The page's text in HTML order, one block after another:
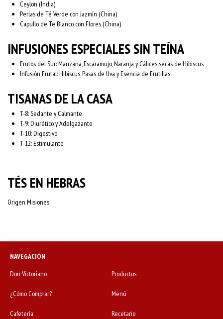
Ceylon (India)
Perlas de Té Verde con Jazmín (China)
Capullo de Te Blanco con Flores (China)
INFUSIONES ESPECIALES SIN TEÍNA
Frutos del Sur: Manzana, Escaramujo, Naranja y Cálices secas de Hibiscus
Infusión Frutal: Hibiscus, Pasas de Uva y Esencia de Frutillas
TISANAS DE LA CASA
T-8: Sedante y Calmante
​T-9: Diurético y Adelgazante
T-10: Digestivo
T-12: Estimulante
TÉS EN HEBRAS
Origen Misiones
NAVEGACIÓN
Don Victoriano
Productos
¿Cómo Comprar? Menú
Cafetería Recetario